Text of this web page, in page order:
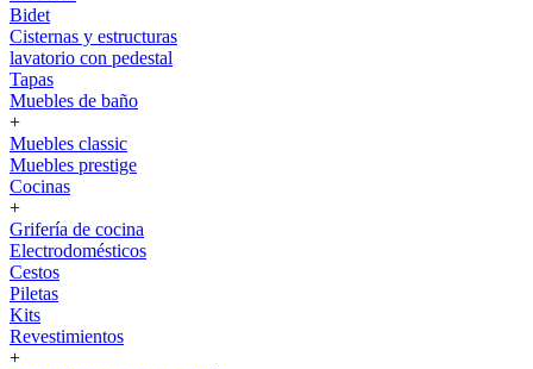
Bidet
Cisternas y estructuras
lavatorio con pedestal
Tapas
Muebles de baño
+
Muebles classic
Muebles prestige
Cocinas
+
Grifería de cocina
Electrodomésticos
Cestos
Piletas
Kits
Revestimientos
+